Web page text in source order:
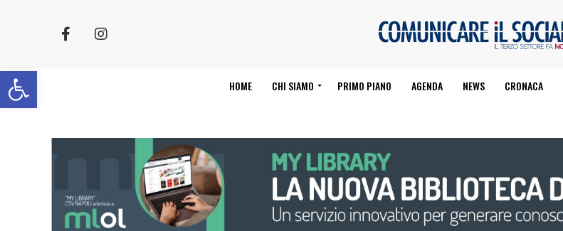
Apri la barra degli strumenti HOME CHI SIAMO PRIMO PIANO AGENDA NEWS CRONACA